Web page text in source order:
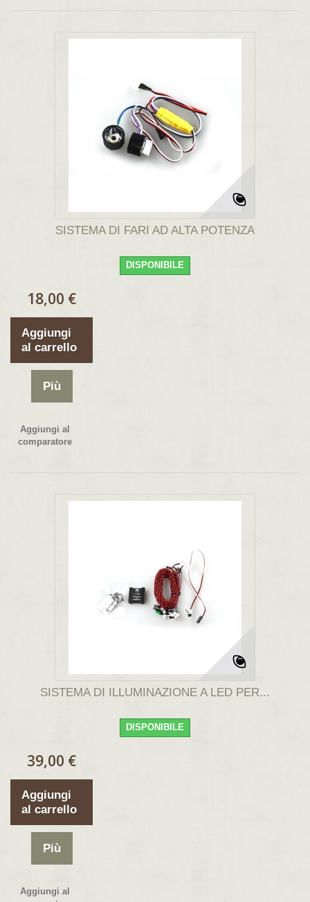
SISTEMA DI FARI AD ALTA POTENZA
DISPONIBILE
18,00 €
Aggiungi
al carrello
Più
Aggiungi al
comparatore
SISTEMA DI ILLUMINAZIONE A LED PER...
DISPONIBILE
39,00 €
Aggiungi
al carrello
Più
Aggiungi al